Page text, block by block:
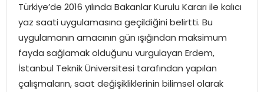
SPOR
EĞITIM
OTOMOBIL
Türkiye’de 2016 yılında Bakanlar Kurulu Kararı ile kalıcı
yaz saati uygulamasına geçildiğini belirtti. Bu
uygulamanın amacının gün ışığından maksimum
fayda sağlamak olduğunu vurgulayan Erdem,
İstanbul Teknik Üniversitesi tarafından yapılan
çalışmaların, saat değişikliklerinin bilimsel olarak